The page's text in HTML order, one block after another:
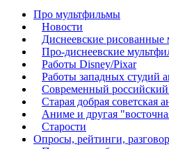
Про мультфильмы
Новости
Диснеевские рисованные
Про-диснеевские
Работы Disney/Pixar
Работы западных студий
Современный российский
Старая добрая советская
Аниме и другая
Старости
Опросы, рейтинги,